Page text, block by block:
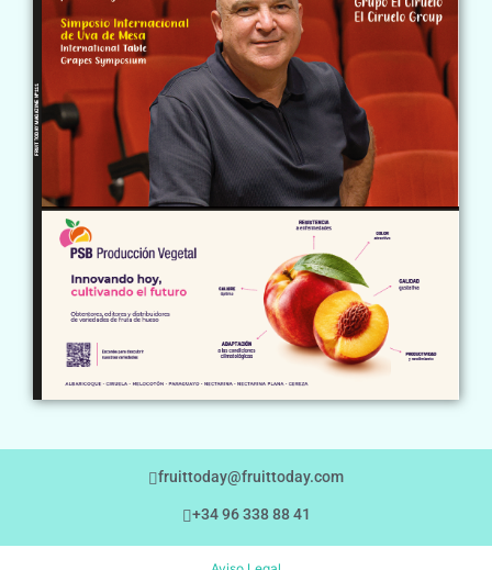
fruittoday@fruittoday.com
+34 96 338 88 41